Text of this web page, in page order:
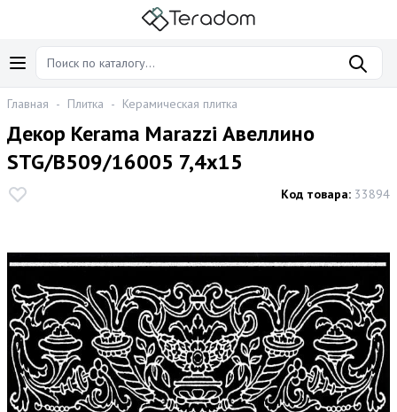
Главная - Плитка - Керамическая плитка
Декор Kerama Marazzi Авеллино
STG/B509/16005 7,4x15
Код товара: 33894